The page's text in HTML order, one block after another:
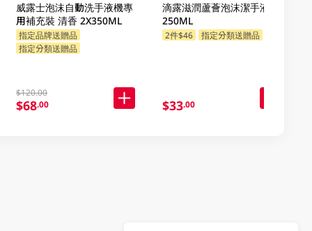
威露士泡沫自動洗手液機專
用補充裝 清香 2X350ML
指定品牌送贈品
指定分類送贈品
$120.00
$68.00
滴露滋潤蘆薈泡沫潔手液
250ML
2件$46 指定分類送贈品
$33.00